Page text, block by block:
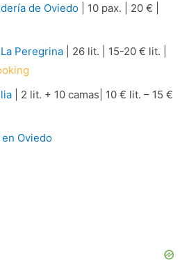
de Oviedo| 10 pax. | 20 € |
Peregrina| 26 lit. | 15-20 € lit. |
| 2 lit. + 10 camas| 10 € lit. – 15 €
Oviedo